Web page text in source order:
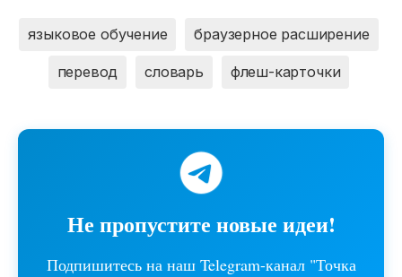
языковое обучение браузерное расширение
перевод словарь флеш-карточки
Не пропустите новые идеи!
Подпишитесь на наш Telegram-канал "Точка